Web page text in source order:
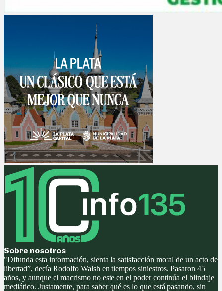
Sobre nosotros
"Difunda esta información, sienta la satisfacción moral de un acto de
libertad”, decía Rodolfo Walsh en tiempos siniestros. Pasaron 45
años, y aunque el macrismo no este en el poder continúa el blindaje
mediático. Justamente, para saber qué es lo que está pasando, sin